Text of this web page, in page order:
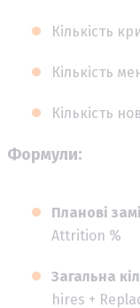
Кількість
Кількість
Кількість
Формули:
Планові
Attrition %
Загальна
hires +